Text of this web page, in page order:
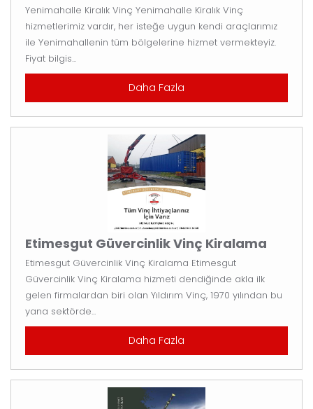
Yenimahalle Kiralık Vinç Yenimahalle Kiralık Vinç
hizmetlerimiz vardır, her isteğe uygun kendi araçlarımız
ile Yenimahallenin tüm bölgelerine hizmet vermekteyiz.
Fiyat bilgis...
Daha Fazla
Etimesgut Güvercinlik Vinç Kiralama
Etimesgut Güvercinlik Vinç Kiralama Etimesgut
Güvercinlik Vinç Kiralama hizmeti dendiğinde akla ilk
gelen firmalardan biri olan Yıldırım Vinç, 1970 yılından bu
yana sektörde...
Daha Fazla